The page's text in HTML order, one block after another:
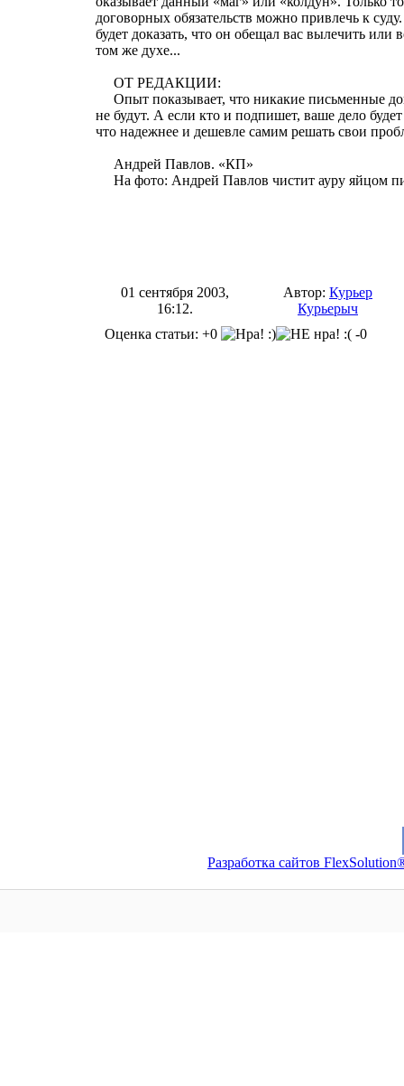
договорных обязательств можно привлечь к
будет доказать, что он обещал вас вылечить
том же духе...
ОТ РЕДАКЦИИ:
Опыт показывает, что никакие письменные
не будут. А если кто и подпишет, ваше дело
что надежнее и дешевле самим решать свои
Андрей Павлов. «КП»
На фото: Андрей Павлов чистит ауру яйцом
01 сентября 2003,
16:12.
Автор: Курьер
Курьерыч
Оценка статьи: +0
-0
Разработка сайтов